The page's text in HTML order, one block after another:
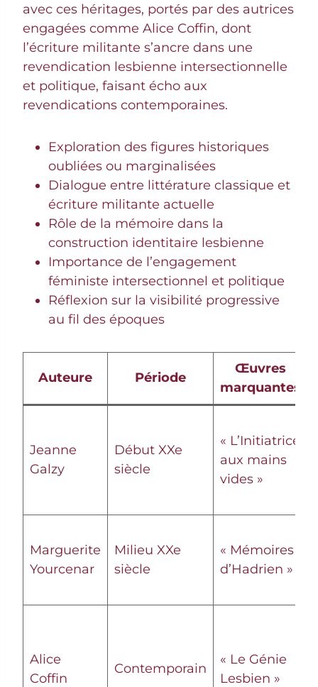
avec ces héritages, portés par des autrices
engagées comme Alice Coffin, dont
l’écriture militante s’ancre dans une
revendication lesbienne intersectionnelle
et politique, faisant écho aux
revendications contemporaines.
Exploration des figures historiques
oubliées ou marginalisées
Dialogue entre littérature classique et
écriture militante actuelle
Rôle de la mémoire dans la
construction identitaire lesbienne
Importance de l’engagement
féministe intersectionnel et politique
Réflexion sur la visibilité progressive
au fil des époques
Auteure Période
Œuvres
marquantes
Jeanne
Galzy
Début XXe
siècle
« L’Initiatrice
aux mains
vides »
Marguerite
Yourcenar
Milieu XXe
siècle
« Mémoires
d’Hadrien »
Alice
Coffin
Contemporain
« Le Génie
Lesbien »